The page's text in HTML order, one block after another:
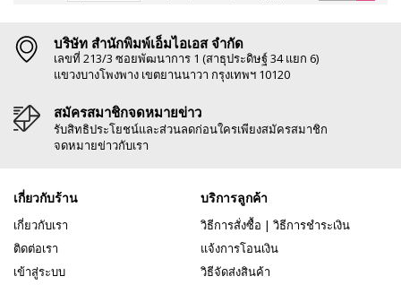
บริษัท สำนักพิมพ์เอ็มไอเอส จำกัด
เลขที่ 213/3 ซอยพัฒนาการ 1 (สาธุประดิษฐ์ 34 แยก 6)
แขวงบางโพงพาง เขตยานนาวา กรุงเทพฯ 10120
สมัครสมาชิกจดหมายข่าว
รับสิทธิประโยชน์และส่วนลดก่อนใครเพียงสมัครสมาชิก
จดหมายข่าวกับเรา
เกี่ยวกับร้าน
เกี่ยวกับเรา
ติดต่อเรา
เข้าสู่ระบบ
บริการลูกค้า
วิธีการสั่งซื้อ | วิธีการชำระเงิน
แจ้งการโอนเงิน
วิธีจัดส่งสินค้า